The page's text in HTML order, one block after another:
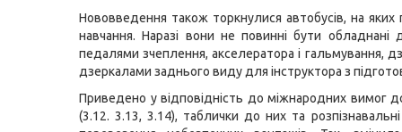
Нововведення також торкнулися автобусів, на яких
навчання. Наразі вони не повинні бути обладнані
педалями зчеплення, акселератора і гальмування,
дзеркалами заднього виду для інструктора з
Приведено у відповідність до міжнародних вимог
(3.12. 3.13, 3.14), таблички до них та